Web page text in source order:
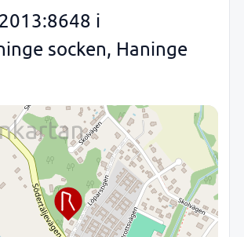
i
socken, Haninge